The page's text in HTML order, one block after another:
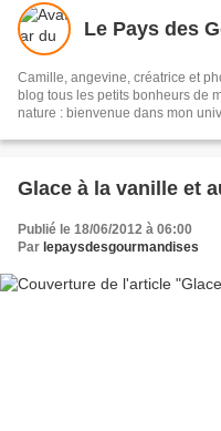
Le Pays des
Camille, angevine, créatrice et
blog tous les petits bonheurs de
nature : bienvenue dans mon
Glace à la vanille et
Publié le 18/06/2012 à 06:00
Par lepaysdesgourmandises